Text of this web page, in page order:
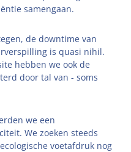
samengaan.
de downtime van
is quasi nihil.
hebben we ook de
door tal van - soms
we een
We zoeken steeds
voetafdruk nog